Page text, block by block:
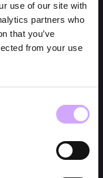
use of our site with
partners who
that you’ve
from your use